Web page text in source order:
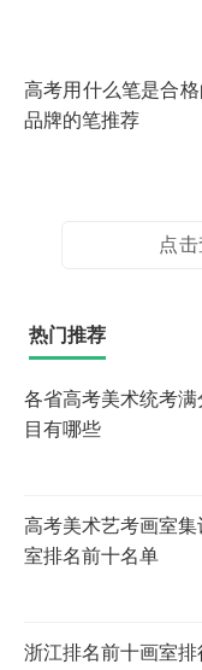
高考用什么笔是合
品牌的笔推荐
点
热门推荐
各省高考美术统考
目有哪些
高考美术艺考画室
室排名前十名单
浙江排名前十画室